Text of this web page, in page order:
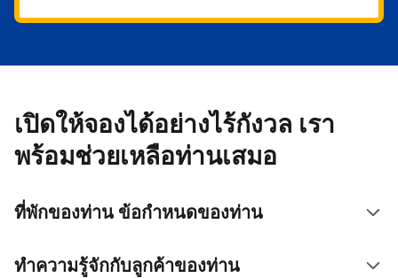
เปิดให้จองได้อย่างไร้กังวล เรา
พร้อมช่วยเหลือท่านเสมอ
ที่พักของท่าน ข้อกำหนดของท่าน
ทำความรู้จักกับลูกค้าของท่าน